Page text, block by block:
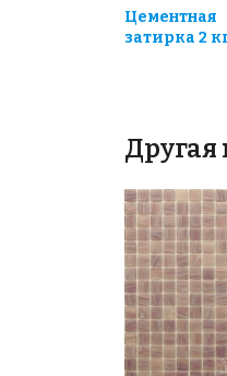
Цементная
затирка 2
Другая